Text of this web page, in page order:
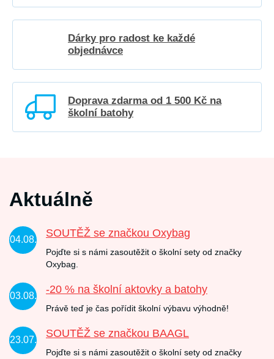
Dárky pro radost ke každé
objednávce
Doprava zdarma od 1 500 Kč na
školní batohy
Aktuálně
04.08.
SOUTĚŽ se značkou Oxybag
Pojďte si s námi zasoutěžit o školní sety od značky
Oxybag.
03.08.
-20 % na školní aktovky a batohy
Právě teď je čas pořídit školní výbavu výhodně!
23.07.
SOUTĚŽ se značkou BAAGL
Pojďte si s námi zasoutěžit o školní sety od značky